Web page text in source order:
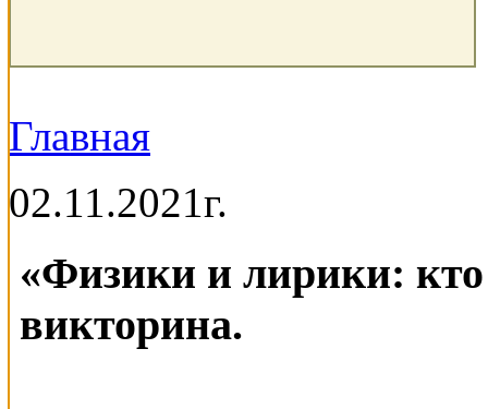
Главная
02.11.2021г.
«Физики и лирики:
викторина.